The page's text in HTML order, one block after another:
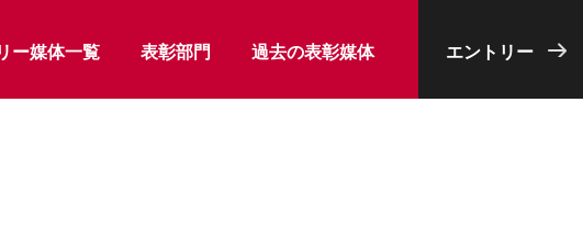
ー媒体一覧 表彰部門 過去の表彰媒体 エントリー